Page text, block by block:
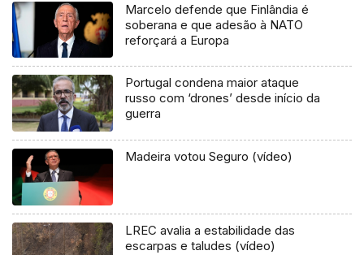
Marcelo defende que Finlândia é
soberana e que adesão à NATO
reforçará a Europa
Portugal condena maior ataque
russo com ‘drones’ desde início da
guerra
Madeira votou Seguro (vídeo)
LREC avalia a estabilidade das
escarpas e taludes (vídeo)